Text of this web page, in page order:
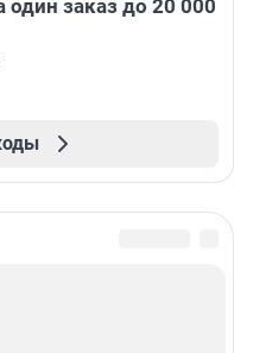
один заказ до 20 000